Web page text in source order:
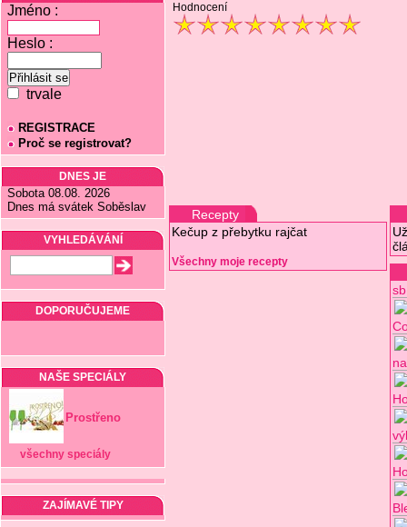
Jméno :
Heslo :
trvale
REGISTRACE
Proč se registrovat?
DNES JE
Sobota 08.08. 2026
Dnes má svátek Soběslav
VYHLEDÁVÁNÍ
DOPORUČUJEME
NAŠE SPECIÁLY
Prostřeno
všechny speciály
ZAJÍMAVÉ TIPY
Hodnocení
Recepty
Kečup z přebytku rajčat
Všechny moje recepty